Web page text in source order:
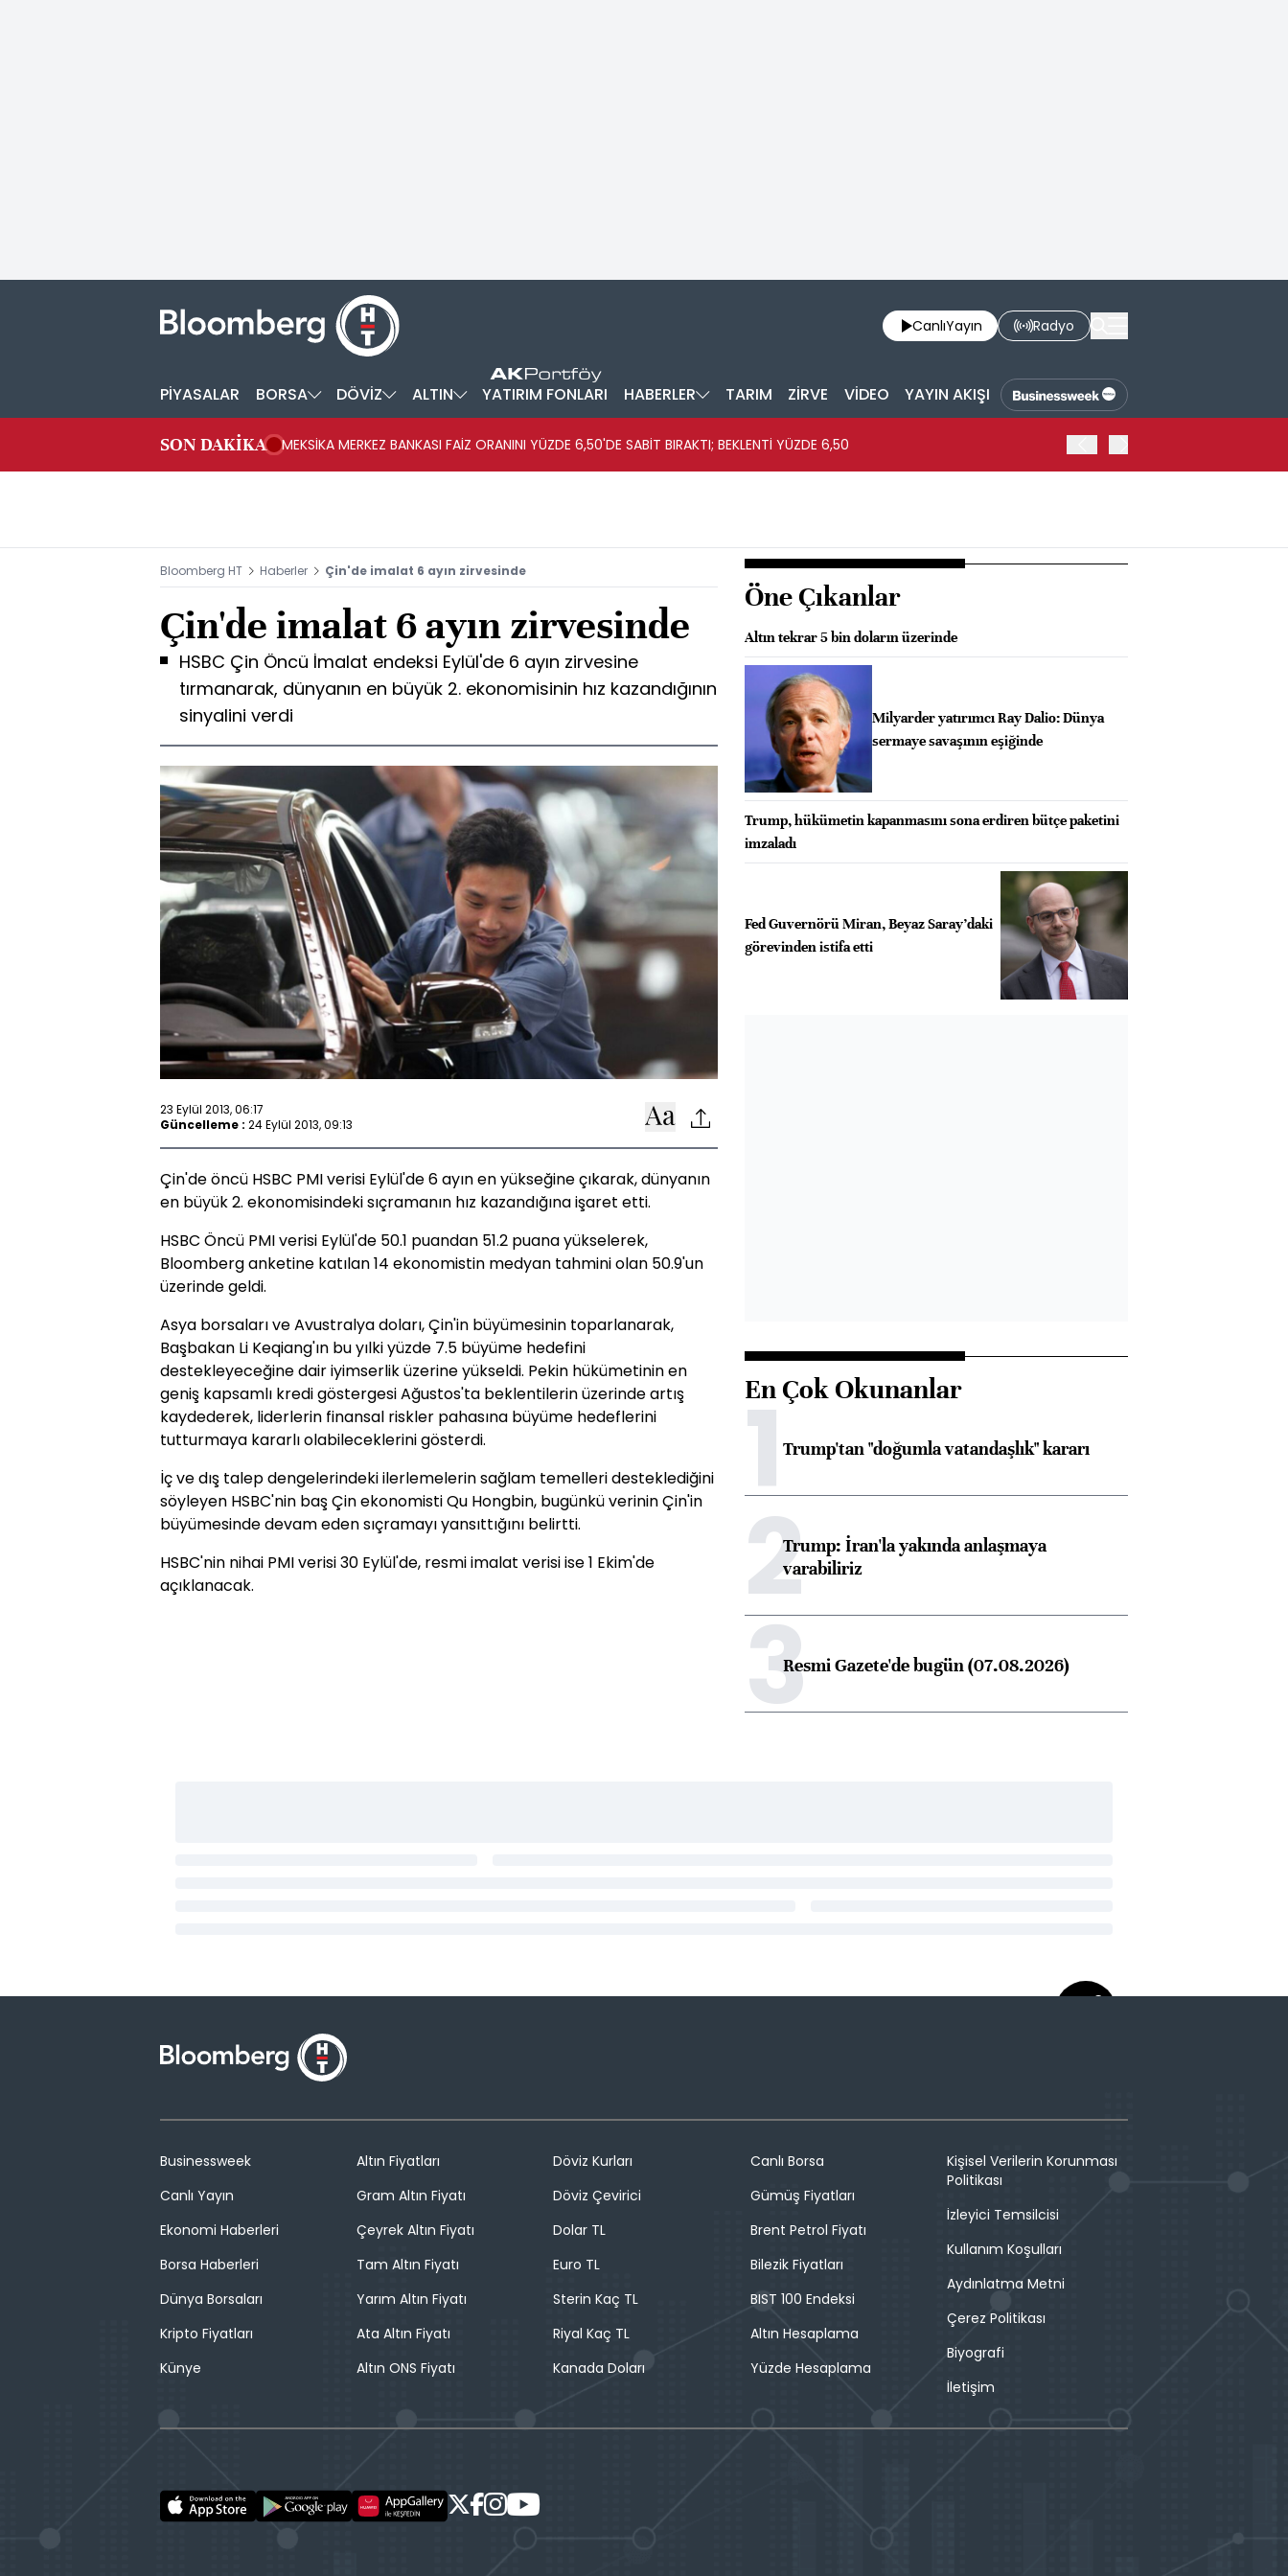
CanlıYayın Radyo
PİYASALAR BORSA DÖVİZ ALTIN YATIRIM FONLARI HABERLER TARIM ZİRVE VİDEO YAYIN AKIŞI
SON DAKİKA MEKSİKA MERKEZ BANKASI FAİZ ORANINI YÜZDE 6,50'DE SABİT BIRAKTI; BEKLENTİ YÜZDE 6,50
Bloomberg HT Haberler Çin'de imalat 6 ayın zirvesinde
Çin'de imalat 6 ayın zirvesinde
HSBC Çin Öncü İmalat endeksi Eylül'de 6 ayın zirvesine
tırmanarak, dünyanın en büyük 2. ekonomisinin hız kazandığının
sinyalini verdi
23 Eylül 2013, 06:17
Güncelleme : 24 Eylül 2013, 09:13
Çin'de öncü HSBC PMI verisi Eylül'de 6 ayın en yükseğine çıkarak, dünyanın
en büyük 2. ekonomisindeki sıçramanın hız kazandığına işaret etti.
HSBC Öncü PMI verisi Eylül'de 50.1 puandan 51.2 puana yükselerek,
Bloomberg anketine katılan 14 ekonomistin medyan tahmini olan 50.9'un
üzerinde geldi.
Asya borsaları ve Avustralya doları, Çin'in büyümesinin toparlanarak,
Başbakan Li Keqiang'ın bu yılki yüzde 7.5 büyüme hedefini
destekleyeceğine dair iyimserlik üzerine yükseldi. Pekin hükümetinin en
geniş kapsamlı kredi göstergesi Ağustos'ta beklentilerin üzerinde artış
kaydederek, liderlerin finansal riskler pahasına büyüme hedeflerini
tutturmaya kararlı olabileceklerini gösterdi.
İç ve dış talep dengelerindeki ilerlemelerin sağlam temelleri desteklediğini
söyleyen HSBC'nin baş Çin ekonomisti Qu Hongbin, bugünkü verinin Çin'in
büyümesinde devam eden sıçramayı yansıttığını belirtti.
HSBC'nin nihai PMI verisi 30 Eylül'de, resmi imalat verisi ise 1 Ekim'de
açıklanacak.
Öne Çıkanlar
Altın tekrar 5 bin doların üzerinde
Milyarder yatırımcı Ray Dalio: Dünya
sermaye savaşının eşiğinde
Trump, hükümetin kapanmasını sona erdiren bütçe paketini
imzaladı
Fed Guvernörü Miran, Beyaz Saray’daki
görevinden istifa etti
En Çok Okunanlar
1Trump'tan "doğumla vatandaşlık" kararı
2Trump: İran'la yakında anlaşmaya
varabiliriz
3Resmi Gazete'de bugün (07.08.2026)
Businessweek
Canlı Yayın
Ekonomi Haberleri
Borsa Haberleri
Dünya Borsaları
Kripto Fiyatları
Künye
Altın Fiyatları
Gram Altın Fiyatı
Çeyrek Altın Fiyatı
Tam Altın Fiyatı
Yarım Altın Fiyatı
Ata Altın Fiyatı
Altın ONS Fiyatı
Döviz Kurları
Döviz Çevirici
Dolar TL
Euro TL
Sterin Kaç TL
Riyal Kaç TL
Kanada Doları
Canlı Borsa
Gümüş Fiyatları
Brent Petrol Fiyatı
Bilezik Fiyatları
BIST 100 Endeksi
Altın Hesaplama
Yüzde Hesaplama
Kişisel Verilerin Korunması
Politikası
İzleyici Temsilcisi
Kullanım Koşulları
Aydınlatma Metni
Çerez Politikası
Biyografi
İletişim